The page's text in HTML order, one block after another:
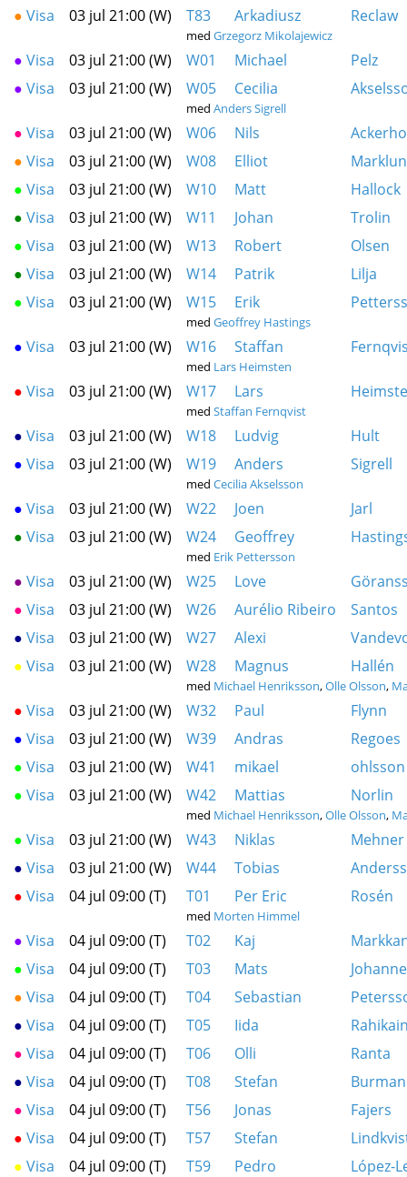
● Visa 03 jul 21:00 (W) T83 Arkadiusz Reclaw
med Grzegorz Mikolajewicz
● Visa 03 jul 21:00 (W) W01 Michael
Pelz
● Visa 03 jul 21:00 (W) W05 Cecilia
med Anders Sigrell
● Visa 03 jul 21:00 (W) W06 Nils
● Visa 03 jul 21:00 (W) W08 Elliot
● Visa 03 jul 21:00 (W) W10 Matt
Hallock
● Visa 03 jul 21:00 (W) W11 Johan
Trolin
● Visa 03 jul 21:00 (W) W13 Robert
Olsen
● Visa 03 jul 21:00 (W) W14 Patrik
Lilja
● Visa 03 jul 21:00 (W) W15 Erik
med Geoffrey Hastings
● Visa 03 jul 21:00 (W) W16 Staffan
med Lars Heimsten
● Visa 03 jul 21:00 (W) W17 Lars
med Staffan Fernqvist
● Visa 03 jul 21:00 (W) W18 Ludvig
Hult
● Visa 03 jul 21:00 (W) W19 Anders Sigrell
med Cecilia Akselsson
● Visa 03 jul 21:00 (W) W22 Joen
Jarl
● Visa 03 jul 21:00 (W) W24 Geoffrey
med Erik Pettersson
● Visa 03 jul 21:00 (W) W25 Love
● Visa 03 jul 21:00 (W) W26 Aurélio Ribeiro
Santos
● Visa 03 jul 21:00 (W) W27 Alexi
● Visa 03 jul 21:00 (W) W28 Magnus Hallén
med Michael Henriksson,Olle Olsson,
● Visa 03 jul 21:00 (W) W32 Paul
Flynn
● Visa 03 jul 21:00 (W) W39 Andras
Regoes
● Visa 03 jul 21:00 (W) W41 mikael
ohlsson
● Visa 03 jul 21:00 (W) W42 Mattias Norlin
med Michael Henriksson,Olle Olsson,
● Visa 03 jul 21:00 (W) W43 Niklas
Mehner
● Visa 03 jul 21:00 (W) W44 Tobias
● Visa 04 jul 09:00 (T) T01 Per Eric Rosén
med Morten Himmel
● Visa 04 jul 09:00 (T) T02 Kaj
● Visa 04 jul 09:00 (T) T03 Mats
● Visa 04 jul 09:00 (T) T04 Sebastian
● Visa 04 jul 09:00 (T) T05 Iida
● Visa 04 jul 09:00 (T) T06 Olli
Ranta
● Visa 04 jul 09:00 (T) T08 Stefan
● Visa 04 jul 09:00 (T) T56 Jonas
Fajers
● Visa 04 jul 09:00 (T) T57 Stefan
● Visa 04 jul 09:00 (T) T59 Pedro
López-